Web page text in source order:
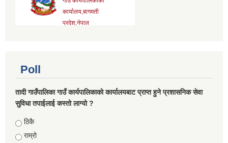
Poll
तादी गाउँपालिका गाउँ कार्यपालिकाको कार्यालयबाट प्राप्त हुने प्रशासनिक सेवा
सुविधा तपाईलाई कस्तो लाग्यो ?
Choices
ठिकै
राम्रो